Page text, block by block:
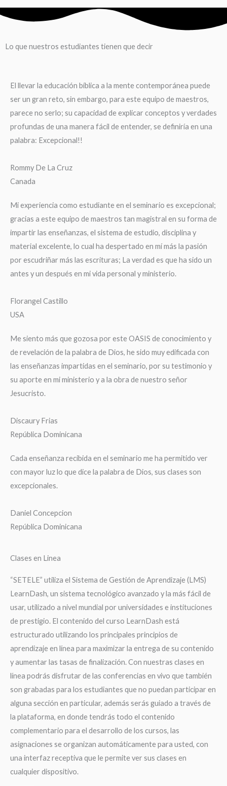
Lo que nuestros estudiantes tienen que decir
El llevar la educación bíblica a la mente contemporánea puede
ser un gran reto, sin embargo, para este equipo de maestros,
parece no serlo; su capacidad de explicar conceptos y verdades
profundas de una manera fácil de entender, se definiría en una
palabra: Excepcional!!
Rommy De La Cruz
Canada
Mi experiencia como estudiante en el seminario es excepcional;
gracias a este equipo de maestros tan magistral en su forma de
impartir las enseñanzas, el sistema de estudio, disciplina y
material excelente, lo cual ha despertado en mí más la pasión
por escudriñar más las escrituras; La verdad es que ha sido un
antes y un después en mi vida personal y ministerio.
Florangel Castillo
USA
Me siento más que gozosa por este OASIS de conocimiento y
de revelación de la palabra de Dios, he sido muy edificada con
las enseñanzas impartidas en el seminario, por su testimonio y
su aporte en mi ministerio y a la obra de nuestro señor
Jesucristo.
Discaury Frias
República Dominicana
Cada enseñanza recibida en el seminario me ha permitido ver
con mayor luz lo que dice la palabra de Dios, sus clases son
excepcionales.
Daniel Concepcion
República Dominicana
Clases en Linea
“SETELE” utiliza el Sistema de Gestión de Aprendizaje (LMS)
LearnDash, un sistema tecnológico avanzado y la más fácil de
usar, utilizado a nivel mundial por universidades e instituciones
de prestigio. El contenido del curso LearnDash está
estructurado utilizando los principales principios de
aprendizaje en línea para maximizar la entrega de su contenido
y aumentar las tasas de finalización. Con nuestras clases en
línea podrás disfrutar de las conferencias en vivo que también
son grabadas para los estudiantes que no puedan participar en
alguna sección en particular, además serás guiado a través de
la plataforma, en donde tendrás todo el contenido
complementario para el desarrollo de los cursos, las
asignaciones se organizan automáticamente para usted, con
una interfaz receptiva que le permite ver sus clases en
cualquier dispositivo.